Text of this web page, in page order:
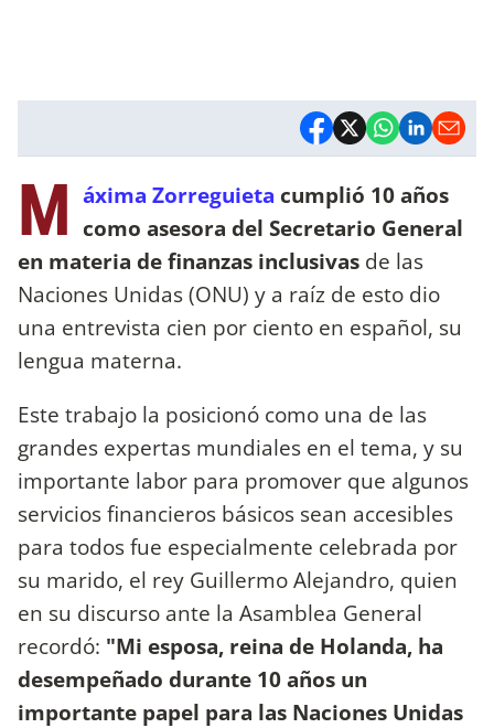
M áxima Zorreguieta cumplió 10 años
como asesora del Secretario General
en materia de finanzas inclusivas de las
Naciones Unidas (ONU) y a raíz de esto dio
una entrevista cien por ciento en español, su
lengua materna.
Este trabajo la posicionó como una de las
grandes expertas mundiales en el tema, y su
importante labor para promover que algunos
servicios financieros básicos sean accesibles
para todos fue especialmente celebrada por
su marido, el rey GuillermoAlejandro, quien
en su discurso ante la Asamblea General
recordó: "Mi esposa, reina de Holanda, ha
desempeñado durante 10 años un
importante papel para las Naciones Unidas